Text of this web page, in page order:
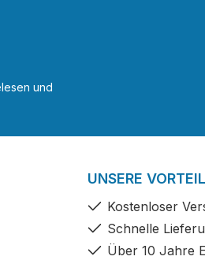
und
UNSERE
Kostenloser
Schnelle
Über 10 Jahre